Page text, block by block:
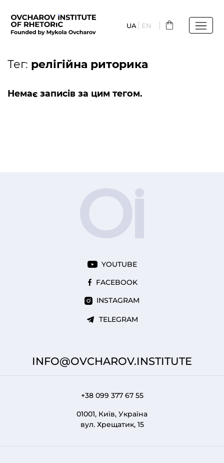
основного
UA EN
Тег: релігійна риторика
Немає записів за цим тегом.
YOUTUBE
FACEBOOK
INSTAGRAM
TELEGRAM
INFO@OVCHAROV.INSTITUTE
+38 099 377 67 55
01001, Київ, Україна
вул. Хрещатик, 15